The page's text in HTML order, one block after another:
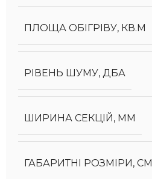
ПЛОЩА ОБІГРІВУ, КВ.М
РІВЕНЬ ШУМУ, ДБА
ШИРИНА СЕКЦІЙ, ММ
ГАБАРИТНІ РОЗМІРИ, СМ